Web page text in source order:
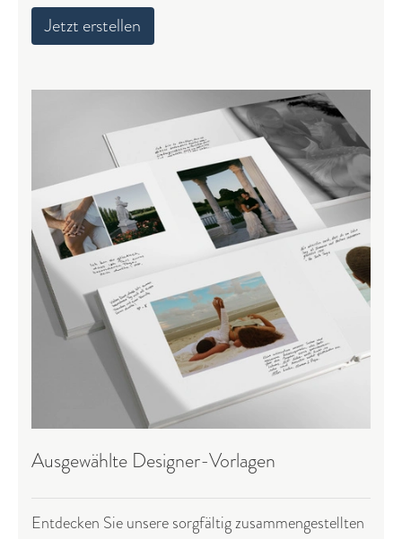
Jetzt erstellen
Ausgewählte Designer-Vorlagen
Entdecken Sie unsere sorgfältig zusammengestellten